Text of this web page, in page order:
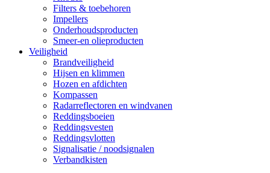
Filters & toebehoren
Impellers
Onderhoudsproducten
Smeer-en olieproducten
Veiligheid
Brandveiligheid
Hijsen en klimmen
Hozen en afdichten
Kompassen
Radarreflectoren en windvanen
Reddingsboeien
Reddingsvesten
Reddingsvlotten
Signalisatie / noodsignalen
Verbandkisten